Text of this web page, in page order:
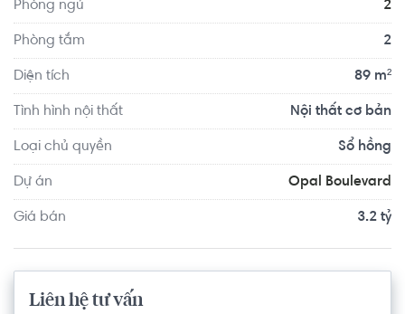
Yoga Center Quận 2 khoảng 8.9km, F5 Gym And Fitness
Center khoảng 9.2km. Tọa lạc tại vị trí thuận tiện di
Phòng ngủ 2
Phòng tắm 2
Diện tích 89 m²
Tình hình nội thất Nội thất cơ bản
Loại chủ quyền Sổ hồng
Dự án Opal Boulevard
Giá bán 3.2 tỷ
Liên hệ tư vấn